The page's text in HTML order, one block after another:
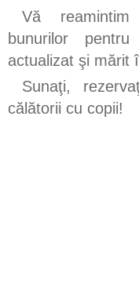
Vă
bunurilor
actualizat şi mărit
Sunaţi,
călătorii cu copii!